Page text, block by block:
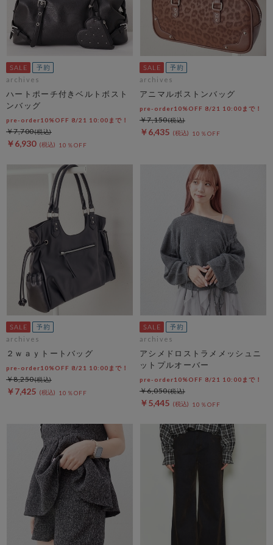
archives
ハートポーチ付きベルトボスト
ンバッグ
pre-order10%OFF 8/21 10:00まで！
￥6,930 10％OFF
￥7,700
archives
アニマルボストンバッグ
pre-order10%OFF 8/21 10:00まで！
￥6,435 10％OFF
￥7,150
archives
２ｗａｙトートバッグ
pre-order10%OFF 8/21 10:00まで！
￥7,425 10％OFF
￥8,250
archives
アシメドロストラメメッシュニ
ットプルオーバー
pre-order10%OFF 8/21 10:00まで！
￥5,445 10％OFF
￥6,050